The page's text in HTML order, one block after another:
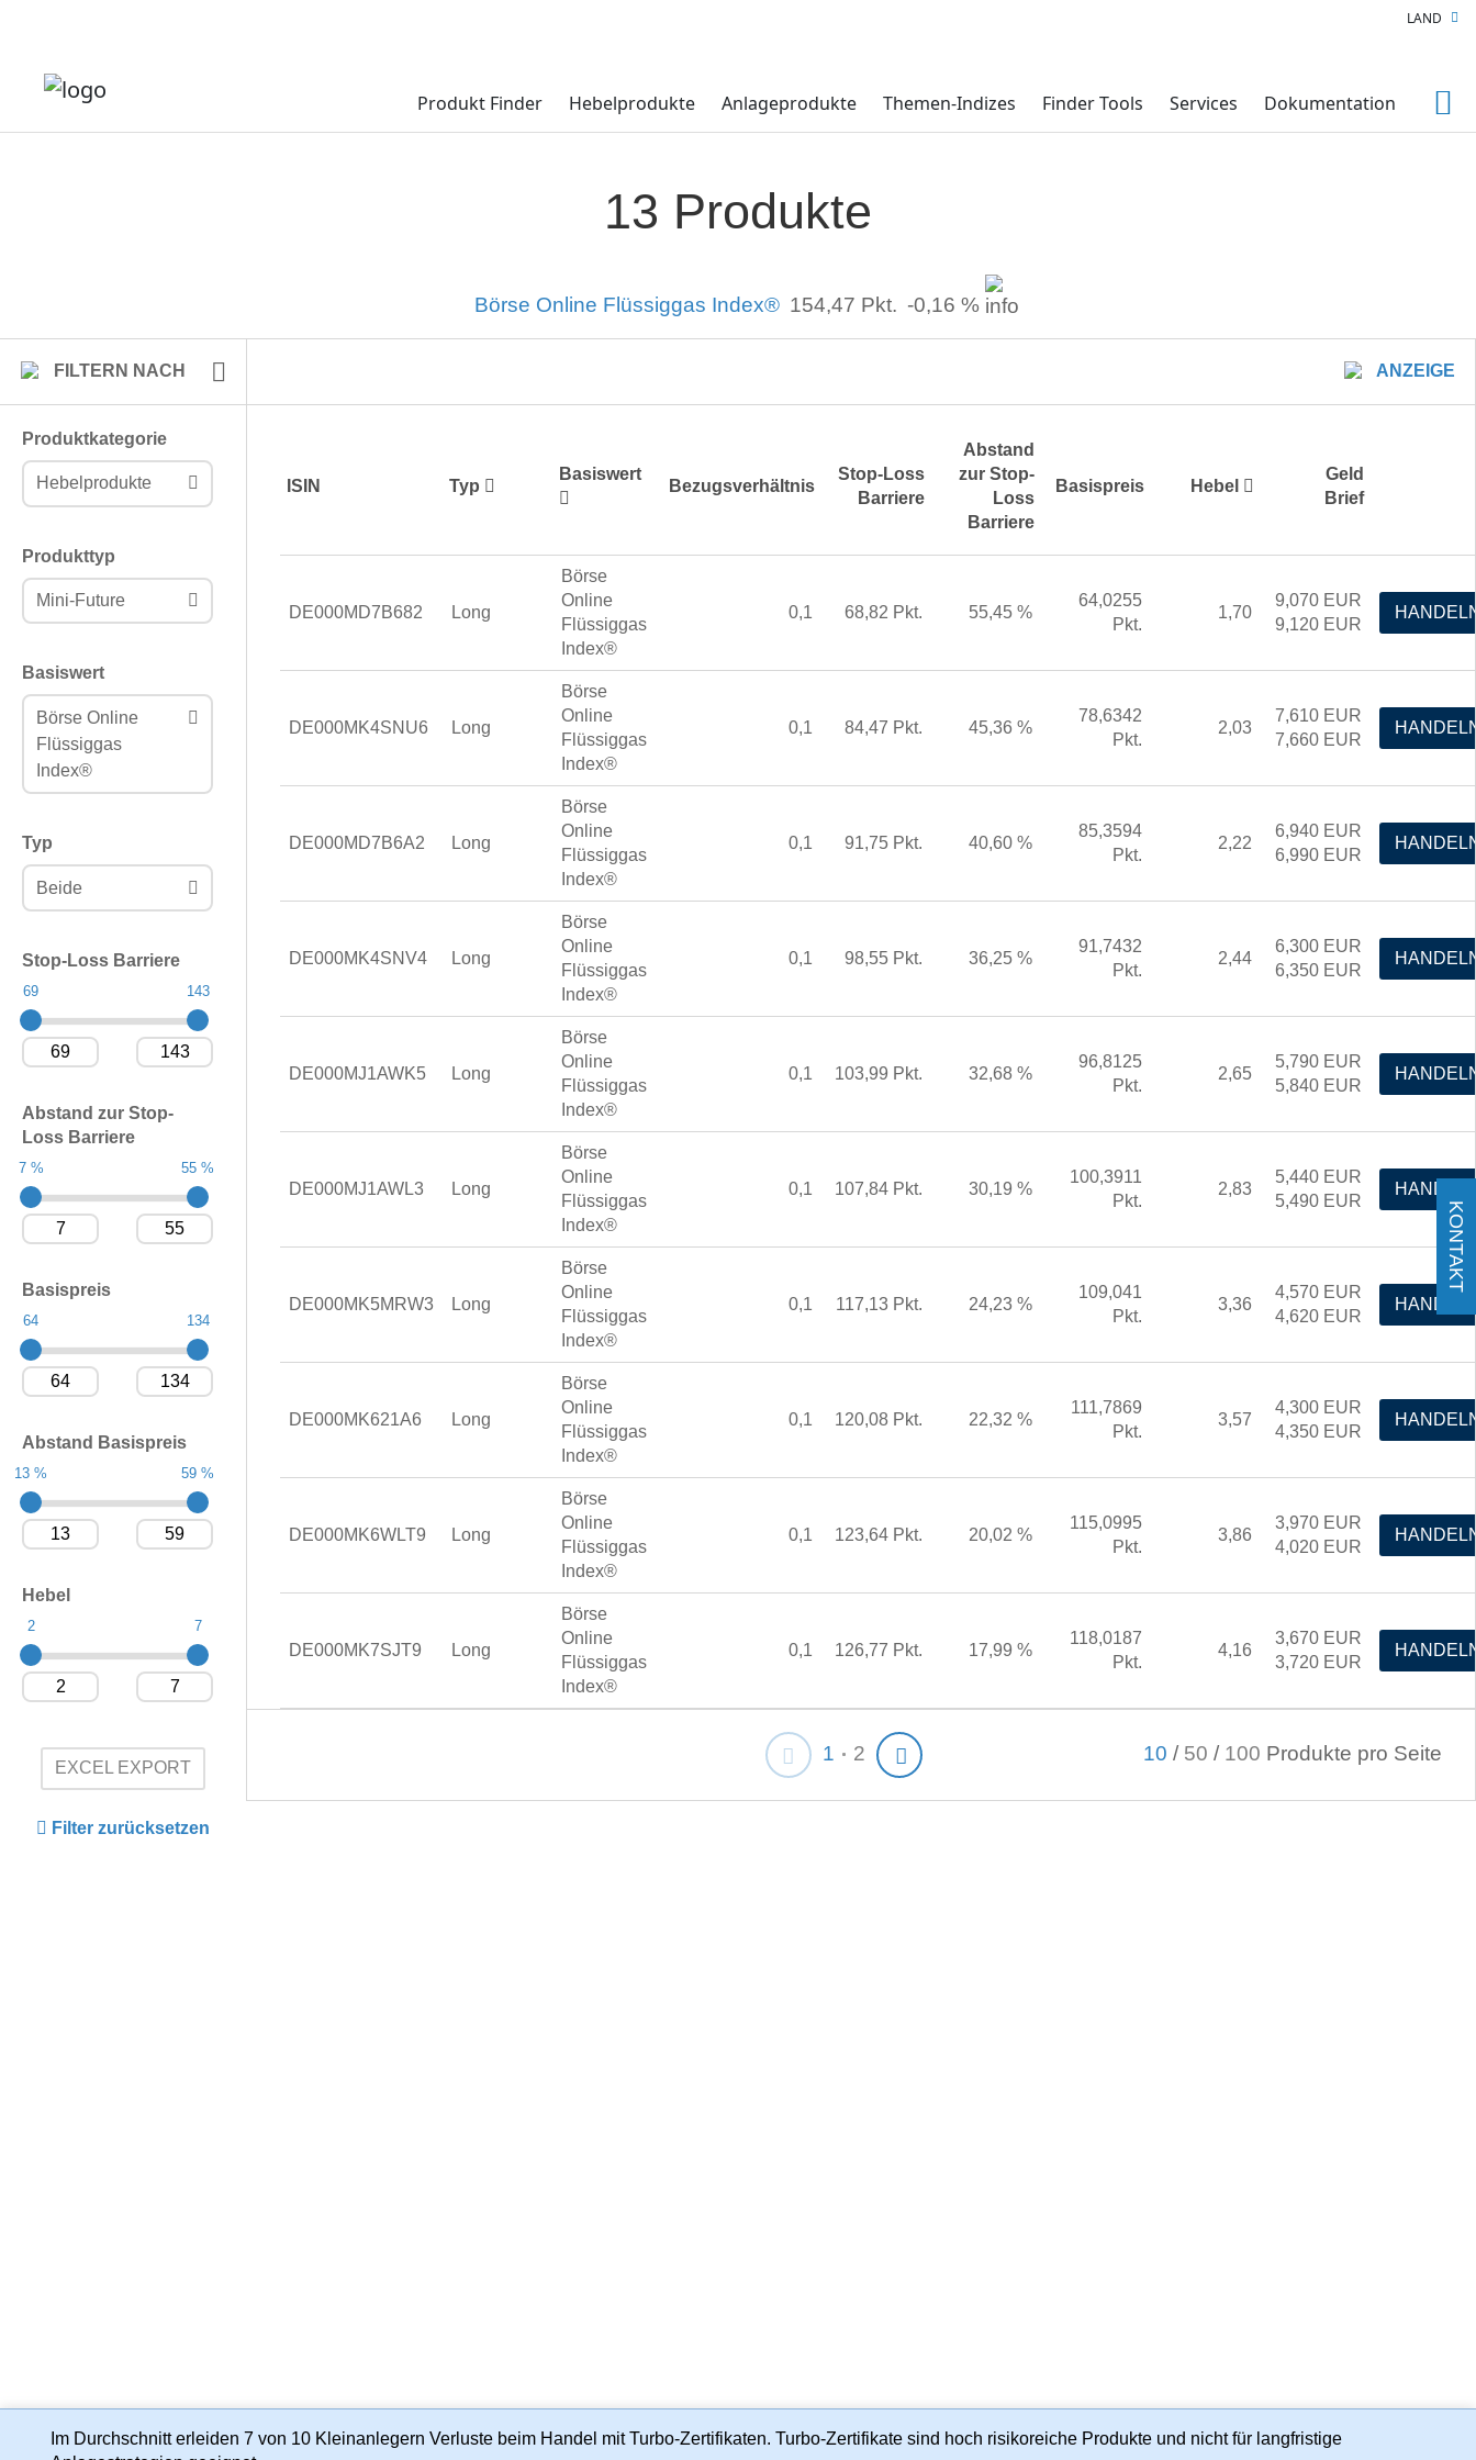
Produkt Finder Hebelprodukte Anlageprodukte Themen-Indizes Finder Tools Services Dokumentation
LAND
13 Produkte
Börse Online Flüssiggas Index® 154,47 Pkt. -0,16 %
FILTERN NACH
Produktkategorie
Hebelprodukte
Produkttyp
Mini-Future
Basiswert
Börse Online
Flüssiggas
Index®
Typ
Beide
Stop-Loss Barriere
69 143
Abstand zur Stop-
Loss Barriere
7 % 55 %
Basispreis
64 134
Abstand Basispreis
13 % 59 %
Hebel
2 7
EXCEL EXPORT
Filter zurücksetzen
ANZEIGE
ISIN Typ
Basiswert
Bezugsverhältnis
Stop-Loss
Barriere
Abstand
zur Stop-
Loss
Barriere
Basispreis Hebel
Geld
Brief
DE000MD7B682 Long
Börse
Online
Flüssiggas
Index®
0,1 68,82 Pkt. 55,45 %
64,0255
Pkt.
1,70
9,070 EUR
9,120 EUR
DE000MK4SNU6 Long
Börse
Online
Flüssiggas
Index®
0,1 84,47 Pkt. 45,36 %
78,6342
Pkt.
2,03
7,610 EUR
7,660 EUR
DE000MD7B6A2 Long
Börse
Online
Flüssiggas
Index®
0,1 91,75 Pkt. 40,60 %
85,3594
Pkt.
2,22
6,940 EUR
6,990 EUR
DE000MK4SNV4 Long
Börse
Online
Flüssiggas
Index®
0,1 98,55 Pkt. 36,25 %
91,7432
Pkt.
2,44
6,300 EUR
6,350 EUR
DE000MJ1AWK5 Long
Börse
Online
Flüssiggas
Index®
0,1 103,99 Pkt. 32,68 %
96,8125
Pkt.
2,65
5,790 EUR
5,840 EUR
DE000MJ1AWL3 Long
Börse
Online
Flüssiggas
Index®
0,1 107,84 Pkt. 30,19 %
100,3911
Pkt.
2,83
5,440 EUR
5,490 EUR
DE000MK5MRW3 Long
Börse
Online
Flüssiggas
Index®
0,1 117,13 Pkt. 24,23 %
109,041
Pkt.
3,36
4,570 EUR
4,620 EUR
DE000MK621A6 Long
Börse
Online
Flüssiggas
Index®
0,1 120,08 Pkt. 22,32 %
111,7869
Pkt.
3,57
4,300 EUR
4,350 EUR
DE000MK6WLT9 Long
Börse
Online
Flüssiggas
Index®
0,1 123,64 Pkt. 20,02 %
115,0995
Pkt.
3,86
3,970 EUR
4,020 EUR
DE000MK7SJT9 Long
Börse
Online
Flüssiggas
Index®
0,1 126,77 Pkt. 17,99 %
118,0187
Pkt.
4,16
3,670 EUR
3,720 EUR
1 2 10 / 50 / 100 Produkte pro Seite
KONTAKT
Im Durchschnitt erleiden 7 von 10 Kleinanlegern Verluste beim Handel mit Turbo-Zertifikaten. Turbo-Zertifikate sind hoch risikoreiche Produkte und nicht für langfristige